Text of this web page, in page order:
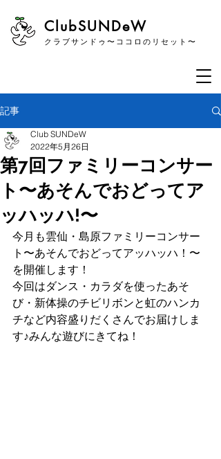
​ClubSUNDeW
クラブサンドゥ〜ココロのリセット〜
記事
第7回ファミリーコンサー
ト〜あそんでおどってア
ッハッハ!〜
Club SUNDeW
2022年5月26日
今月も雲仙・島原ファミリーコンサー
ト〜あそんでおどってアッハッハ！〜
を開催します！
今回はダンス・カラダを使ったあそ
び・新体操のチビリボンと虹のハンカ
チなど内容盛りだくさんでお届けしま
す♪みんな遊びにきてね！